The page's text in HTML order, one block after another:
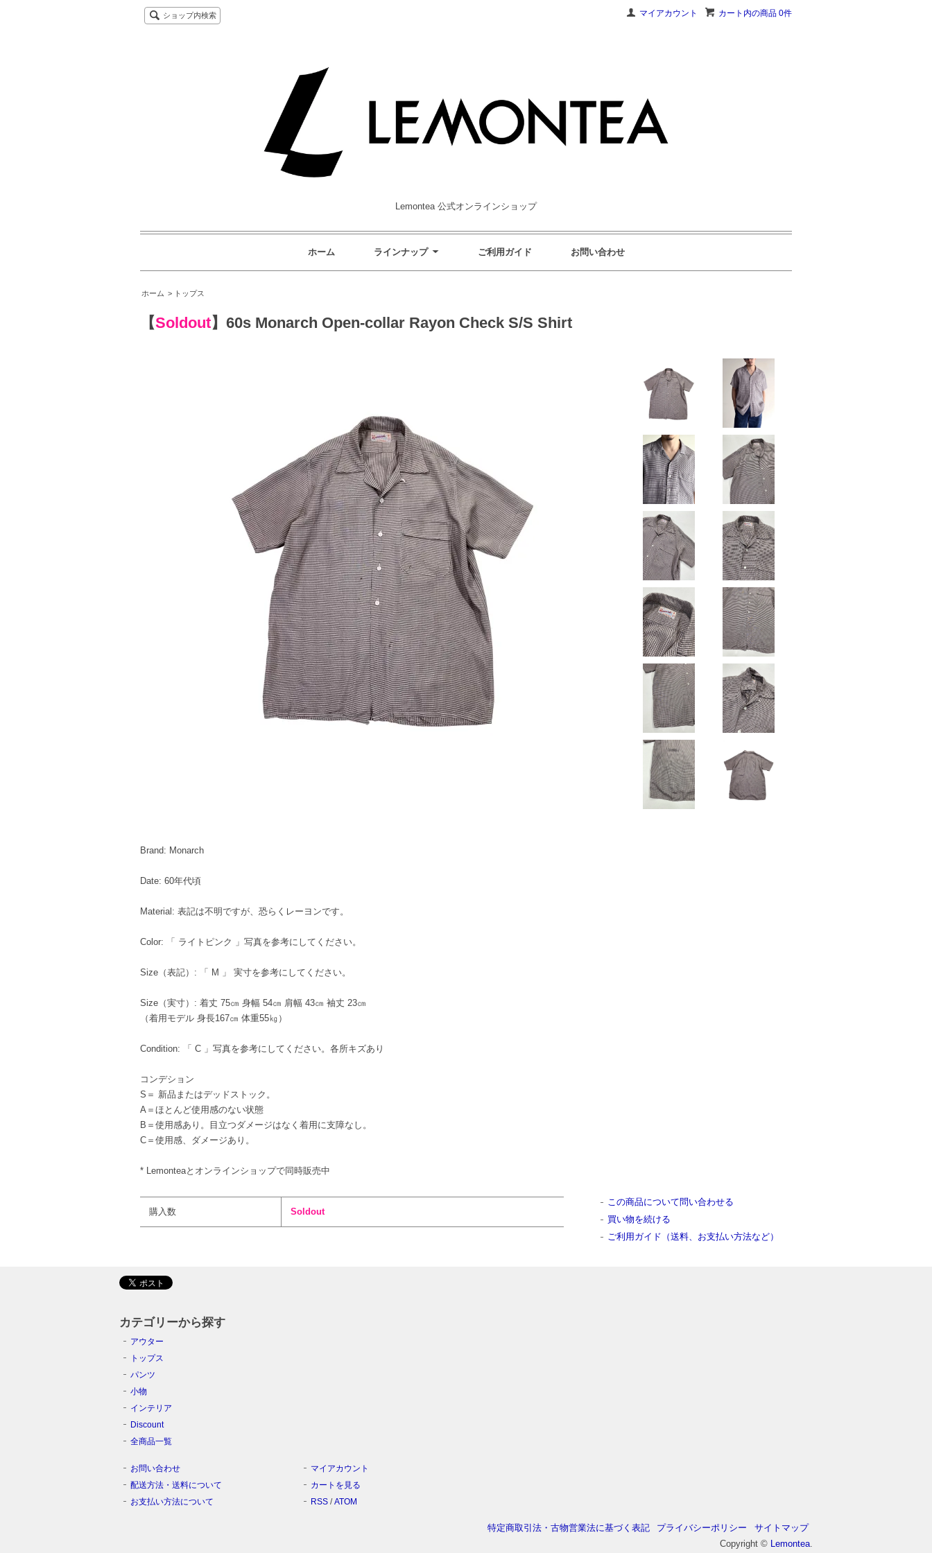
カート内の商品 0件
マイアカウント
ショップ内検索
Lemontea 公式オンラインショップ
ホーム ラインナップ ご利用ガイド お問い合わせ
ホーム トップス
【Soldout】 60s Monarch Open-collar Rayon Check S/S Shirt
Brand: Monarch
Date: 60年代頃
Material: 表記は不明ですが、恐らくレーヨンです。
Color: 「 ライトピンク 」写真を参考にしてください。
Size（表記）: 「 M 」 実寸を参考にしてください。
Size（実寸）: 着丈 75㎝ 身幅 54㎝ 肩幅 43㎝ 袖丈 23㎝
（着用モデル 身長167㎝ 体重55㎏）
Condition: 「 C 」写真を参考にしてください。各所キズあり
コンデション
S＝ 新品またはデッドストック。
A＝ほとんど使用感のない状態
B＝使用感あり。目立つダメージはなく着用に支障なし。
C＝使用感、ダメージあり。
* Lemonteaとオンラインショップで同時販売中
購入数 Soldout
この商品について問い合わせる
買い物を続ける
ご利用ガイド（送料、お支払い方法など）
カテゴリーから探す
アウター
トップス
パンツ
小物
インテリア
Discount
全商品一覧
お問い合わせ
配送方法・送料について
お支払い方法について
マイアカウント
カートを見る
RSS /ATOM
特定商取引法・古物営業法に基づく表記 プライバシーポリシー
サイトマップ
Copyright ©
Lemontea